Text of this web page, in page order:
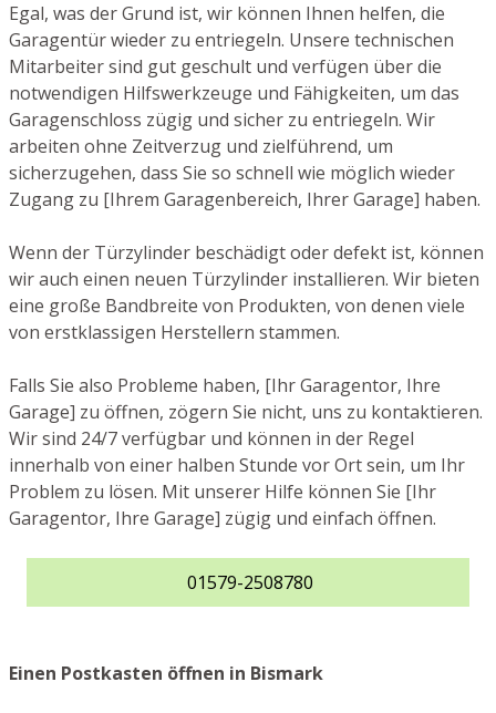
Egal, was der Grund ist, wir können Ihnen helfen, die
Garagentür wieder zu entriegeln. Unsere technischen
Mitarbeiter sind gut geschult und verfügen über die
notwendigen Hilfswerkzeuge und Fähigkeiten, um das
Garagenschloss zügig und sicher zu entriegeln. Wir
arbeiten ohne Zeitverzug und zielführend, um
sicherzugehen, dass Sie so schnell wie möglich wieder
Zugang zu [Ihrem Garagenbereich, Ihrer Garage] haben.
Wenn der Türzylinder beschädigt oder defekt ist, können
wir auch einen neuen Türzylinder installieren. Wir bieten
eine große Bandbreite von Produkten, von denen viele
von erstklassigen Herstellern stammen.
Falls Sie also Probleme haben, [Ihr Garagentor, Ihre
Garage] zu öffnen, zögern Sie nicht, uns zu kontaktieren.
Wir sind 24/7 verfügbar und können in der Regel
innerhalb von einer halben Stunde vor Ort sein, um Ihr
Problem zu lösen. Mit unserer Hilfe können Sie [Ihr
Garagentor, Ihre Garage] zügig und einfach öffnen.
01579-2508780
Einen Postkasten öffnen in Bismark